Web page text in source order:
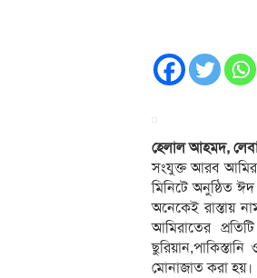
হেলাল আহমদ,
সংযুক্ত আরব
মিনিটে অনুষ্ঠিত
অনেকেই রাস্তায়
আমিরাতের
মোনাজাত করা হয়।